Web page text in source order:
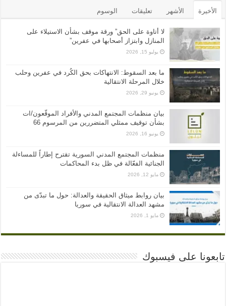
الأخيرة الأشهر تعليقات الوسوم
لا أتاوة على الحق” ورقة موقف بشأن الاستيلاء على
المنازل وابتزاز أصحابها في عفرين”
يوليو 15, 2026
ما بعد السقوط: الانتهاكات بحق الكُرد في عفرين وحلب
خلال المرحلة الانتقالية
يونيو 29, 2026
بيان منظمات المجتمع المدني والأفراد الموقّعون/ات
بشأن توقيف ممثلي المتضررين من المرسوم 66
يونيو 16, 2026
منظمات المجتمع المدني السورية تقترح إطاراً للمساءلة
الجنائية الفعّالة في ظل بدء المحاكمات
مايو 12, 2026
بيان روابط ميثاق الحقيقة والعدالة: حول ما تبدّى من
مشهد العدالة الانتقالية في سوريا
مايو 1, 2026
تابعونا على فيسبوك